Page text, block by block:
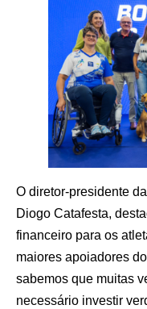
O diretor-presidente
Diogo Catafesta,
financeiro para os
maiores apoiadores
sabemos que muitas
necessário investir